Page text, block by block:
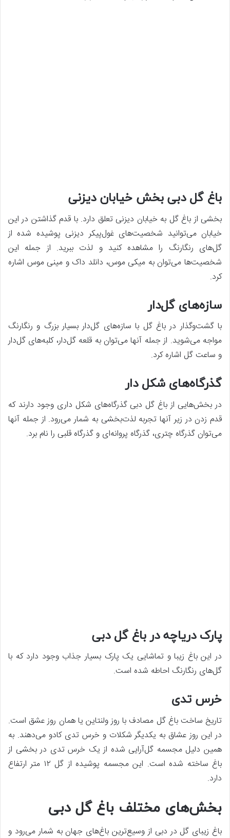
باغ گل دبی بخش خیابان دیزنی
بخشی از باغ گل به خیابان دیزنی تعلق دارد. با قدم گذاشتن در این
خیابان می‌توانید شخصیت‌های غول‌پیکر دیزنی پوشیده شده از
گل‌های رنگارنگ را مشاهده کنید و لذت ببرید. از جمله این
شخصیت‌ها می‌توان به میکی موس، دانلد داک و مینی موس اشاره
کرد.
سازه‌های گل‌دار
با گشت‌وگذار در باغ گل با سازه‌های گل‌دار بسیار بزرگ و رنگارنگ
مواجه می‌شوید. از جمله آنها می‌توان به قلعه گل‌دار، کلبه‌های گل‌دار
و ساعت گل اشاره کرد.
گذرگاه‌های شکل دار
در بخش‌هایی از باغ گل دبی گذرگاه‌های شکل داری وجود دارند که
قدم زدن در زیر آنها تجربه لذت‌بخشی به شمار می‌رود. از جمله آنها
می‌توان گذرگاه چتری، گذرگاه پروانه‌ای و گذرگاه قلبی را نام برد.
پارک دریاچه در باغ گل دبی
در این باغ زیبا و تماشایی یک پارک بسیار جذاب وجود دارد که با
گل‌های رنگارنگ احاطه شده است.
خرس تدی
تاریخ ساخت باغ گل مصادف با روز ولنتاین یا همان روز عشق است.
در این روز عشاق به یکدیگر شکلات و خرس تدی کادو می‌دهند. به
همین دلیل مجسمه گل‌آرایی شده از یک خرس تدی در بخشی از
باغ ساخته شده است. این مجسمه پوشیده از گل ۱۲ متر ارتفاع
دارد.
بخش‌های مختلف باغ گل دبی
باغ زیبای گل در دبی از وسیع‌ترین باغ‌های جهان به شمار می‌رود و